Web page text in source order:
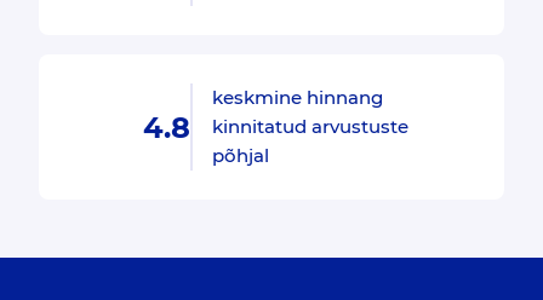
4.8
keskmine hinnang
kinnitatud arvustuste
põhjal